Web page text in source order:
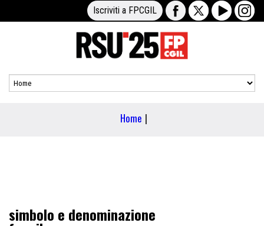
Iscriviti a FPCGIL
Home |
simbolo e denominazione